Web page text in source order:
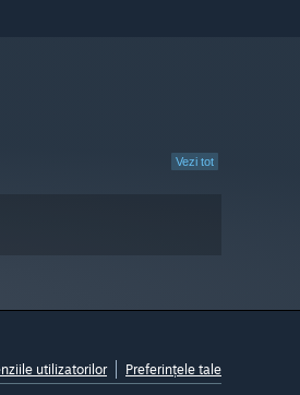
Vezi tot
utilizatorilor Preferințele tale